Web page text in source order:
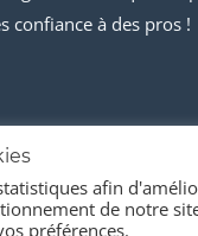
confiance à des pros !
afin
de notre
préférences.